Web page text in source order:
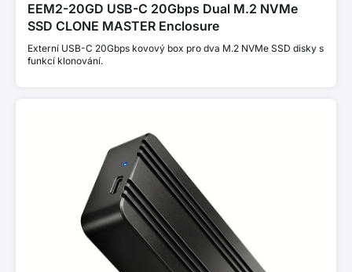
EEM2-20GD USB-C 20Gbps Dual M.2 NVMe
SSD CLONE MASTER Enclosure
Externí USB-C 20Gbps kovový box pro dva M.2 NVMe SSD disky s
funkcí klonování.